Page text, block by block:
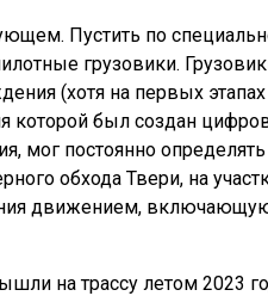
Пустить по
грузовики.
(хотя на первых
которой был создан
мог постоянно
обхода Твери, на
движением,
на трассу летом 2023